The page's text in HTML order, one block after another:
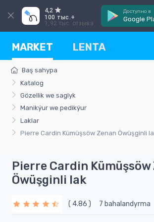
4,2
100 тыс.+
1,92 тыс. отзыва
Доступно в
Google
MARKET LENTA
Baş sahypa
Katalog
Gözellik we saglyk
Manikýur we pedikýur
Laklar
Pierre Cardin Kümüşsöw Zenan Öwüşginli
Pierre Cardin Kümüşsöw
Öwüşginli lak
( 4.86 ) 7 bahalandyrma